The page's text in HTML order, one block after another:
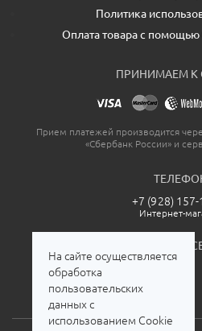
Политика
Оплата товара с помощью
ПРИНИМАЕМ К
Прием платежей производится
«Сбербанк России» и
+7 (928) 157-
Интернет-
МЫ В
На сайте осуществляется
обработка
пользовательских
данных с
использованием Cookie